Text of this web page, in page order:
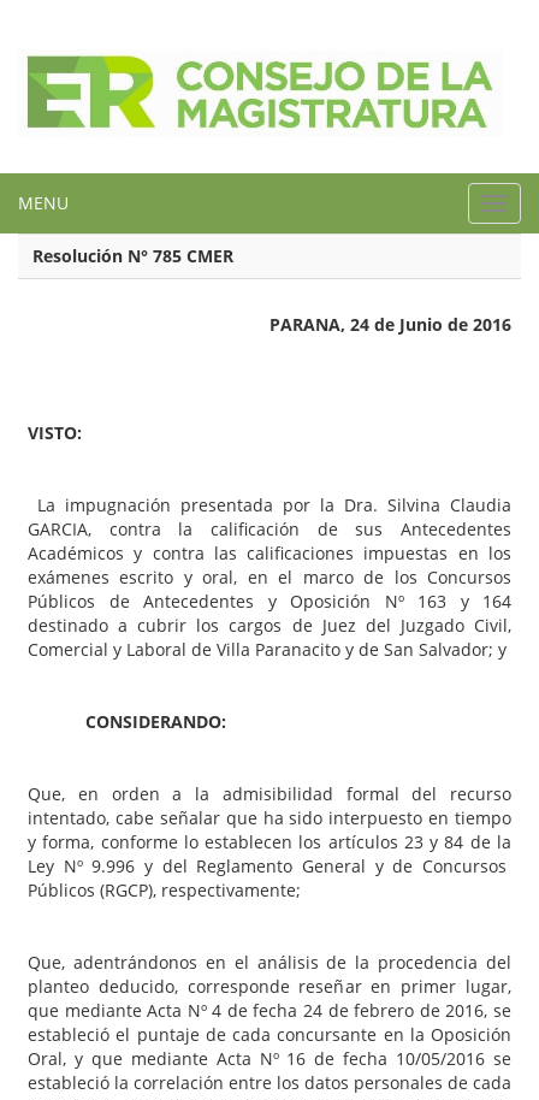
MENU
Resolución N° 785 CMER
PARANA, 24 de Junio de 2016
VISTO:
La impugnación presentada por la Dra. Silvina Claudia
GARCIA, contra la calificación de sus Antecedentes
Académicos y contra las calificaciones impuestas en los
exámenes escrito y oral, en el marco de los Concursos
Públicos de Antecedentes y Oposición Nº 163 y 164
destinado a cubrir los cargos de Juez del Juzgado Civil,
Comercial y Laboral de Villa Paranacito y de San Salvador; y
CONSIDERANDO:
Que, en orden a la admisibilidad formal del recurso
intentado, cabe señalar que ha sido interpuesto en tiempo
y forma, conforme lo establecen los artículos 23 y 84 de la
Ley Nº 9.996 y del Reglamento General y de Concursos
Públicos (RGCP), respectivamente;
Que, adentrándonos en el análisis de la procedencia del
planteo deducido, corresponde reseñar en primer lugar,
que mediante Acta Nº 4 de fecha 24 de febrero de 2016, se
estableció el puntaje de cada concursante en la Oposición
Oral, y que mediante Acta Nº 16 de fecha 10/05/2016 se
estableció la correlación entre los datos personales de cada